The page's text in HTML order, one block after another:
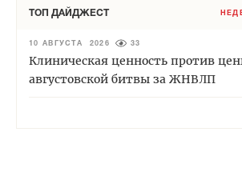
ТОП ДАЙДЖЕСТ
10 АВГУСТА 2026 33
Клиническая ценность против
августовской битвы за ЖНВЛП